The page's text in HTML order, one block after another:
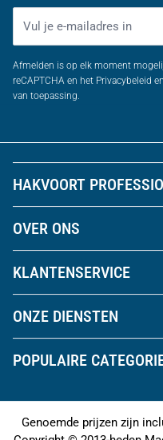
Afmelden is op elk moment
reCAPTCHA en het Privacybeleid
van toepassing.
HAKVOORT
OVER ONS
KLANTENSERVICE
ONZE DIENSTEN
POPULAIRE
Genoemde prijzen zijn